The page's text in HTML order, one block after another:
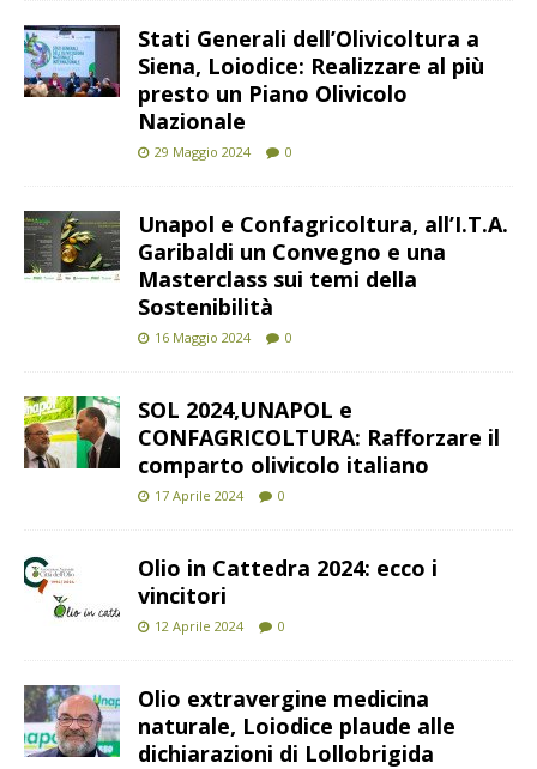
Stati Generali dell’Olivicoltura a
Siena, Loiodice: Realizzare al più
presto un Piano Olivicolo
Nazionale
29 Maggio 2024 0
Unapol e Confagricoltura, all’I.T.A.
Garibaldi un Convegno e una
Masterclass sui temi della
Sostenibilità
16 Maggio 2024 0
SOL 2024,UNAPOL e
CONFAGRICOLTURA: Rafforzare il
comparto olivicolo italiano
17 Aprile 2024 0
Olio in Cattedra 2024: ecco i
vincitori
12 Aprile 2024 0
Olio extravergine medicina
naturale, Loiodice plaude alle
dichiarazioni di Lollobrigida